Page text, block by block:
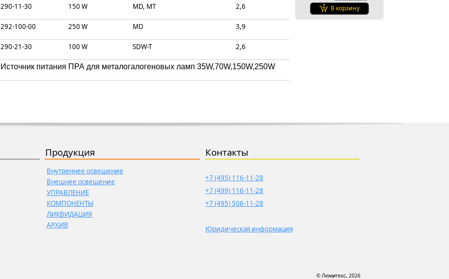
290-11-30 150 W MD, MT 2,6
292-100-00 250 W MD 3,9
290-21-30 100 W SDW-T 2,6
Источник питания ПРА для металогалогеновых ламп 35W,70W,150W,250W
В корзину
Продукция Контакты
Внутреннее освещение
Внешнее освещение
УПРАВЛЕНИЕ
КОМПОНЕНТЫ
ЛИКВИДАЦИЯ
АРХИВ
+7 (495) 116-11-28
+7 (499) 116-11-28
+7 (495) 506-11-28
Юридическая информация
© Люмитекс, 2026